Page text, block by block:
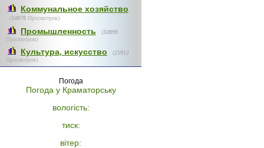
Коммунальное хозяйство
(34078 Просмотров)
Промышленность (32099
Просмотров)
Культура, искусство (25912
Просмотров)
Погода
Погода у Краматорську
вологість:
тиск:
вітер: